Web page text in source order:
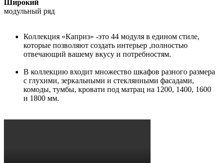
Широкий
модульный ряд
Коллекция «Каприз» -это 44 модуля в едином стиле,
которые позволяют создать интерьер ,полностью
отвечающий вашему вкусу и потребностям.
В коллекцию входит множество шкафов разного размера
с глухими, зеркальными и стеклянными фасадами,
комоды, тумбы, кровати под матрац на 1200, 1400, 1600
и 1800 мм.